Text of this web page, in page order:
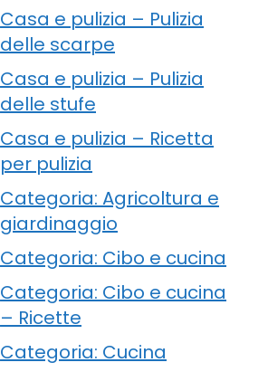
Casa e pulizia – Pulizia
delle scarpe
Casa e pulizia – Pulizia
delle stufe
Casa e pulizia – Ricetta
per pulizia
Categoria: Agricoltura e
giardinaggio
Categoria: Cibo e cucina
Categoria: Cibo e cucina
– Ricette
Categoria: Cucina